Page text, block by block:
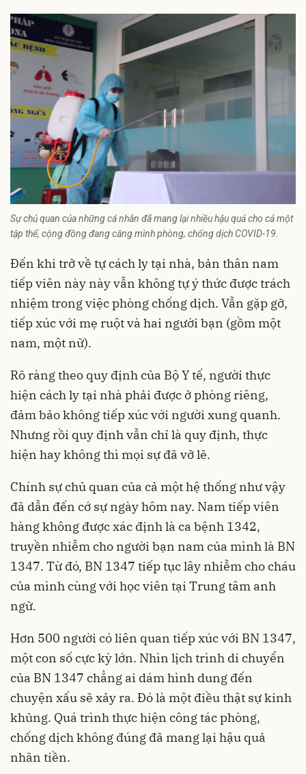
Sự chủ quan của những cá nhân đã mang lại nhiều hậu quả cho cả một
tập thể, cộng đồng đang căng mình phòng, chống dịch COVID-19.
Đến khi trở về tự cách ly tại nhà, bản thân nam
tiếp viên này này vẫn không tự ý thức được trách
nhiệm trong việc phòng chống dịch. Vẫn gặp gỡ,
tiếp xúc với mẹ ruột và hai người bạn (gồm một
nam, một nữ).
Rõ ràng theo quy định của Bộ Y tế, người thực
hiện cách ly tại nhà phải được ở phòng riêng,
đảm bảo không tiếp xúc với người xung quanh.
Nhưng rồi quy định vẫn chỉ là quy định, thực
hiện hay không thì mọi sự đã vỡ lẽ.
Chính sự chủ quan của cả một hệ thống như vậy
đã dẫn đến cớ sự ngày hôm nay. Nam tiếp viên
hàng không được xác định là ca bệnh 1342,
truyền nhiễm cho người bạn nam của mình là BN
1347. Từ đó, BN 1347 tiếp tục lây nhiễm cho cháu
của mình cùng với học viên tại Trung tâm anh
ngữ.
Hơn 500 người có liên quan tiếp xúc với BN 1347,
một con số cực kỳ lớn. Nhìn lịch trình di chuyển
của BN 1347 chẳng ai dám hình dung đến
chuyện xấu sẽ xảy ra. Đó là một điều thật sự kinh
khủng. Quá trình thực hiện công tác phòng,
chống dịch không đúng đã mang lại hậu quả
nhãn tiền.